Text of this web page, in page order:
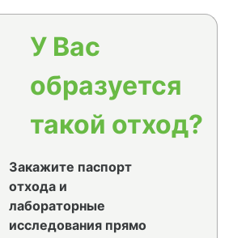
У Вас
образуется
такой отход?
Закажите паспорт
отхода и
лабораторные
исследования прямо